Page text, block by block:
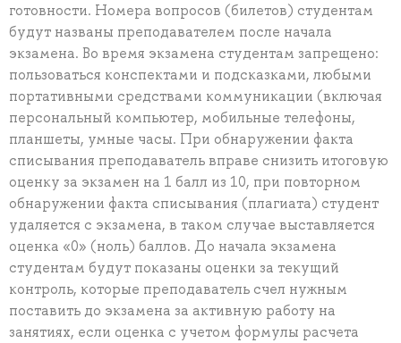
готовности. Номера вопросов (билетов) студентам
будут названы преподавателем после начала
экзамена. Во время экзамена студентам запрещено:
пользоваться конспектами и подсказками, любыми
портативными средствами коммуникации (включая
персональный компьютер, мобильные телефоны,
планшеты, умные часы. При обнаружении факта
списывания преподаватель вправе снизить итоговую
оценку за экзамен на 1 балл из 10, при повторном
обнаружении факта списывания (плагиата) студент
удаляется с экзамена, в таком случае выставляется
оценка «0» (ноль) баллов. До начала экзамена
студентам будут показаны оценки за текущий
контроль, которые преподаватель счел нужным
поставить до экзамена за активную работу на
занятиях, если оценка с учетом формулы расчета